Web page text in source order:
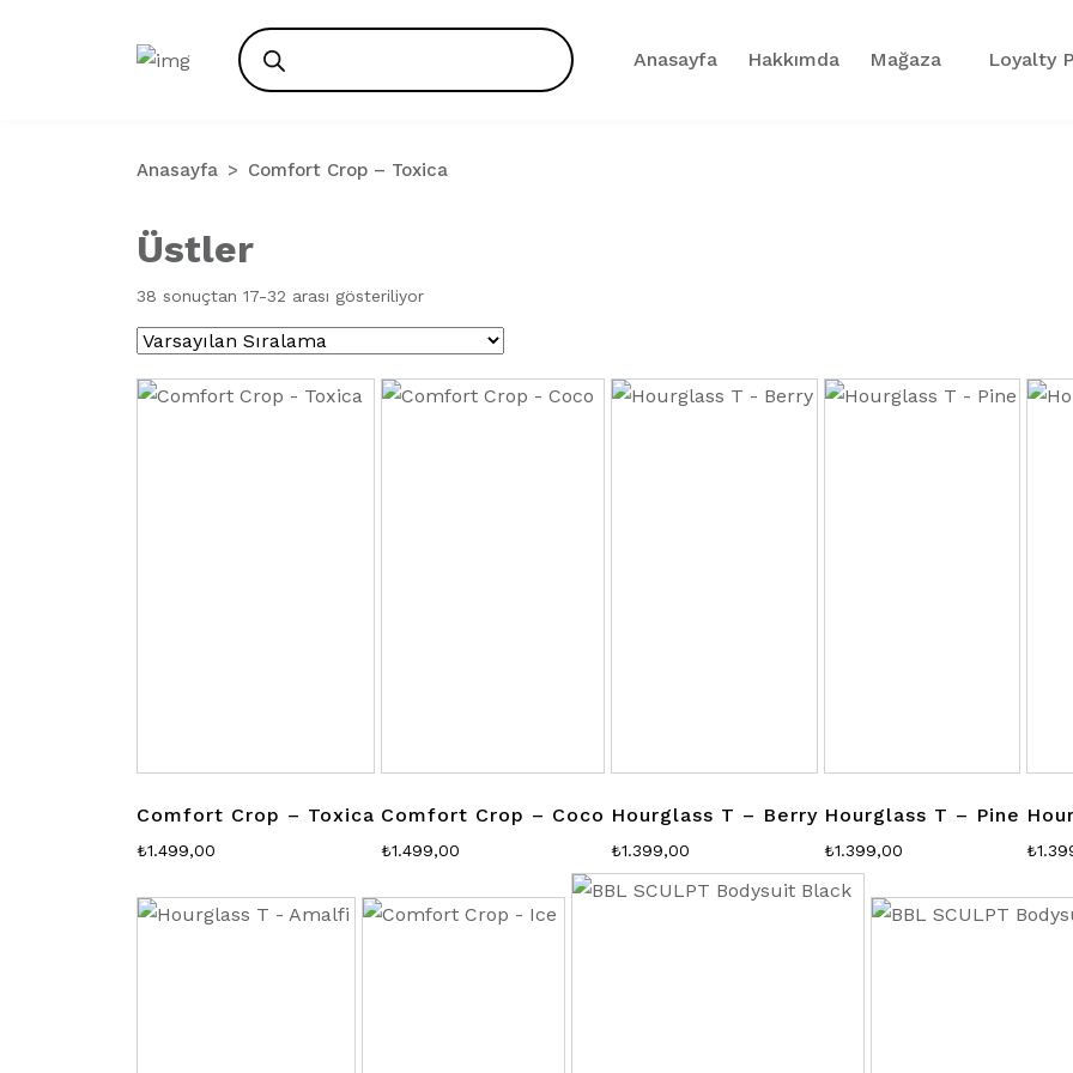
Products
search
Anasayfa Hakkımda Mağaza Loyalty
Anasayfa Comfort Crop – Toxica
Üstler
38 sonuçtan 17-32 arası gösteriliyor
Comfort Crop – Toxica
₺1.499,00
Comfort Crop – Coco
₺1.499,00
Hourglass T – Berry
₺1.399,00
Hourglass T – Pine
₺1.399,00 ₺